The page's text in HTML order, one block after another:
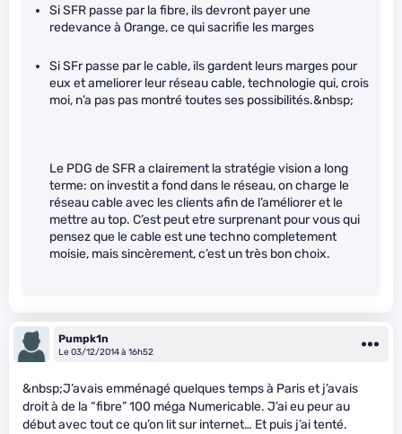
Si SFR passe par la fibre, ils devront payer une
redevance à Orange, ce qui sacrifie les marges
Si SFr passe par le cable, ils gardent leurs marges pour
eux et ameliorer leur réseau cable, technologie qui, crois
moi, n’a pas pas montré toutes ses possibilités.&nbsp;
Le PDG de SFR a clairement la stratégie vision a long
terme: on investit a fond dans le réseau, on charge le
réseau cable avec les clients afin de l’améliorer et le
mettre au top. C’est peut etre surprenant pour vous qui
pensez que le cable est une techno completement
moisie, mais sincèrement, c’est un très bon choix.
Pumpk1n
Le 03/12/2014 à 16h52
&nbsp;J’avais emménagé quelques temps à Paris et j’avais
droit à de la “fibre” 100 méga Numericable. J’ai eu peur au
début avec tout ce qu’on lit sur internet… Et puis j’ai tenté.